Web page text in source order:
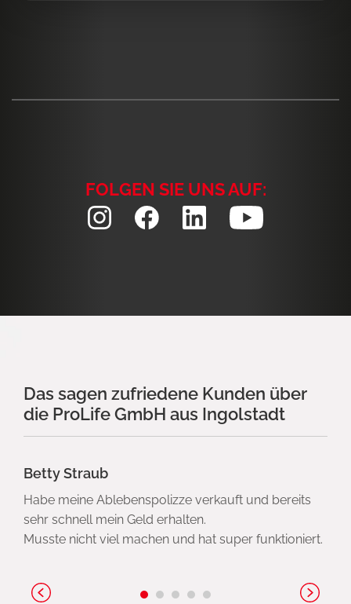
FOLGEN SIE UNS AUF:
Das sagen zufriedene Kunden über
die ProLife GmbH aus Ingolstadt
Betty Straub
Habe meine Ablebenspolizze verkauft und bereits
sehr schnell mein Geld erhalten.
Musste nicht viel machen und hat super funktioniert.